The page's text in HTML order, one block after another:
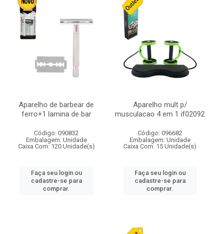
Aparelho de barbear de
ferro+1 lamina de bar
Código: 090832
Embalagem: Unidade
Caixa Com: 120 Unidade(s)
Faça seu login ou
cadastre-se para
comprar.
Aparelho mult p/
musculacao 4 em 1 if02092
Código: 096682
Embalagem: Unidade
Caixa Com: 15 Unidade(s)
Faça seu login ou
cadastre-se para
comprar.